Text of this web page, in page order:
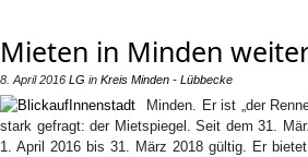
Mieten in Minden
8. April 2016 LG in Kreis Minden - Lübbecke
Minden. Er ist „der
stark gefragt: der Mietspiegel. Seit dem 31.
1. April 2016 bis 31. März 2018 gültig. Er